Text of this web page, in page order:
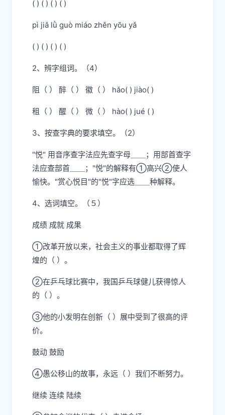
( ) ( ) ( ) ( )
pì jiǎ lǜ guò miáo zhěn yōu yǎ
( ) ( ) ( ) ( )
2、辨字组词。（4）
阻（ ） 醉（ ） 徽（ ） hǎo( ) jiào( )
租（ ） 醒（ ） 微（ ） hào( ) jué ( )
3、按查字典的要求填空。（2）
"悦" 用音序查字法应先查字母＿＿；用部首查字
法应查部首＿＿；"悦"的解释有①高兴②使人
愉快。"赏心悦目"的"悦"字应选＿＿种解释。
4、选词填空。（５）
成绩 成就 成果
①改革开放以来，社会主义的事业都取得了辉
煌的（ ）。
②在乒乓球比赛中，我国乒乓球健儿获得惊人
的（ ）。
③他的小发明在创新（ ）展中受到了很高的评
价。
鼓动 鼓励
④愚公移山的故事，永远（ ）我们不断努力。
继续 连续 陆续